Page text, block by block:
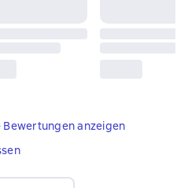
Bewertungen anzeigen